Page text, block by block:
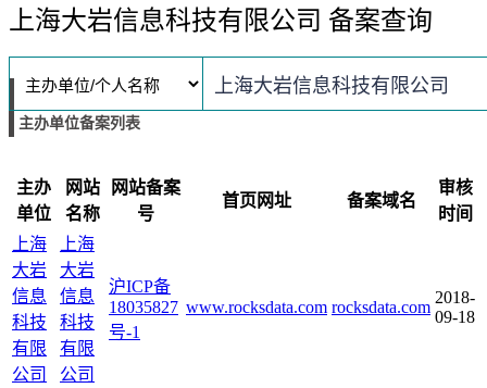
上海大岩信息科技有限公司 备案查询
主办单位备案列表
主办
单位
网站
名称
网站备案
号
首页网址 备案域名
审核
时间
上海
大岩
信息
科技
有限
公司
上海
大岩
信息
科技
有限
公司
沪ICP备
18035827
号-1
www.rocksdata.com rocksdata.com
2018-
09-18